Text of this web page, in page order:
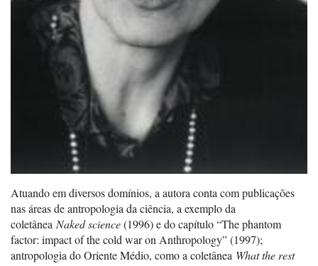
Atuando em diversos domínios, a autora conta com publicações
nas áreas de antropologia da ciência, a exemplo da
coletânea Naked science(1996) e do capítulo “The phantom
factor: impact of the cold war on Anthropology” (1997);
antropologia do Oriente Médio, como a coletânea What the rest